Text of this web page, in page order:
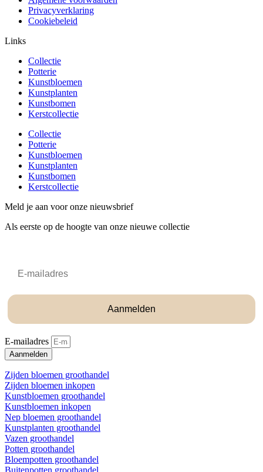
Privacyverklaring
Cookiebeleid
Links
Collectie
Potterie
Kunstbloemen
Kunstplanten
Kunstbomen
Kerstcollectie
Collectie
Potterie
Kunstbloemen
Kunstplanten
Kunstbomen
Kerstcollectie
Meld je aan voor onze nieuwsbrief
Als eerste op de hoogte van onze nieuwe collectie
Aanmelden
E-mailadres
Aanmelden
Zijden bloemen groothandel
Zijden bloemen inkopen
Kunstbloemen groothandel
Kunstbloemen inkopen
Nep bloemen groothandel
Kunstplanten groothandel
Vazen groothandel
Potten groothandel
Bloempotten groothandel